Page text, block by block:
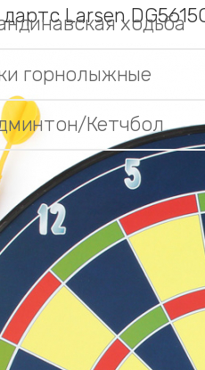
ходьба
горнолыжные
Кетчбол
Larsen